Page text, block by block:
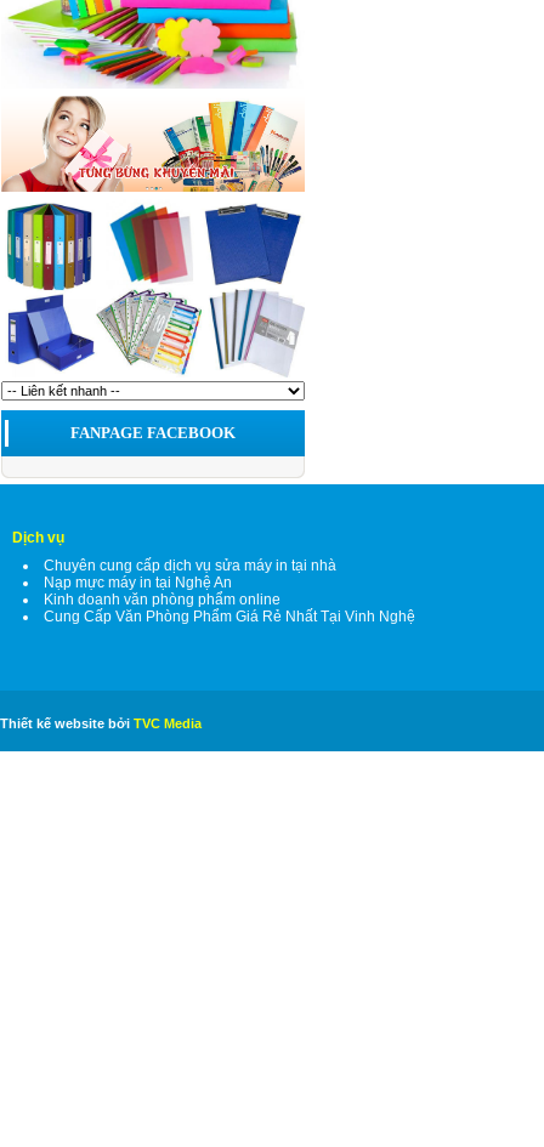
FANPAGE FACEBOOK
Dịch vụ
Chuyên cung cấp dịch vụ sửa máy in tại nhà
Nạp mực máy in tại Nghệ An
Kinh doanh văn phòng phẩm online
Cung Cấp Văn Phòng Phẩm Giá Rẻ Nhất Tại Vinh Nghệ
Thiết kế website bởi TVC Media